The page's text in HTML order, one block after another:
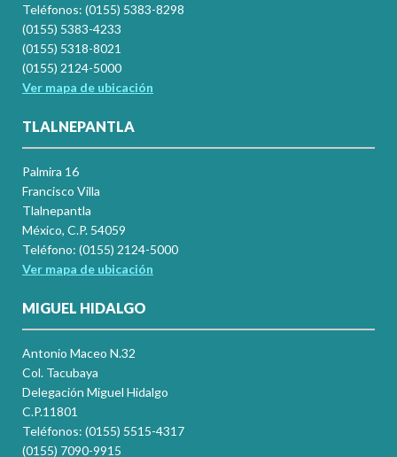
Teléfonos: (0155) 5383-8298
(0155) 5383-4233
(0155) 5318-8021
(0155) 2124-5000
Ver mapa de ubicación
TLALNEPANTLA
Palmira 16
Francisco Villa
Tlalnepantla
México, C.P. 54059
Teléfono: (0155) 2124-5000
Ver mapa de ubicación
MIGUEL HIDALGO
Antonio Maceo N.32
Col. Tacubaya
Delegación Miguel Hidalgo
C.P.11801
Teléfonos: (0155) 5515-4317
(0155) 7090-9915